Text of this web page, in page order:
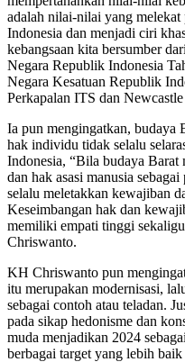
adalah nilai-nilai yang melekat
Indonesia dan menjadi ciri
kebangsaan kita bersumber
Negara Republik Indonesia
Negara Kesatuan Republik
Perkapalan ITS dan
Ia pun mengingatkan, budaya
hak individu tidak selalu
Indonesia, “Bila budaya Barat
dan hak asasi manusia
selalu meletakkan kewajiban
Keseimbangan hak dan
memiliki empati tinggi
Chriswanto.
KH Chriswanto pun
itu merupakan modernisasi,
sebagai contoh atau teladan.
pada sikap hedonisme dan
muda menjadikan 2024
berbagai target yang lebih